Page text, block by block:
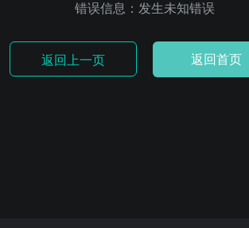
错误信息：发生未知错误
返回上一页 返回首页